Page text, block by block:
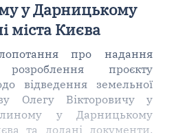
у Дарницькому
міста Києва
про надання
проєкту
відведення земельної
Олегу Вікторовичу у
у Дарницькому
та додані документи,